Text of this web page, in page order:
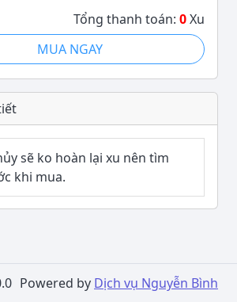
Tổng thanh toán: 0Xu
MUA NGAY
sẽ ko hoàn lại xu nên tìm
khi mua.
Powered by Dịch vụ Nguyễn Bình